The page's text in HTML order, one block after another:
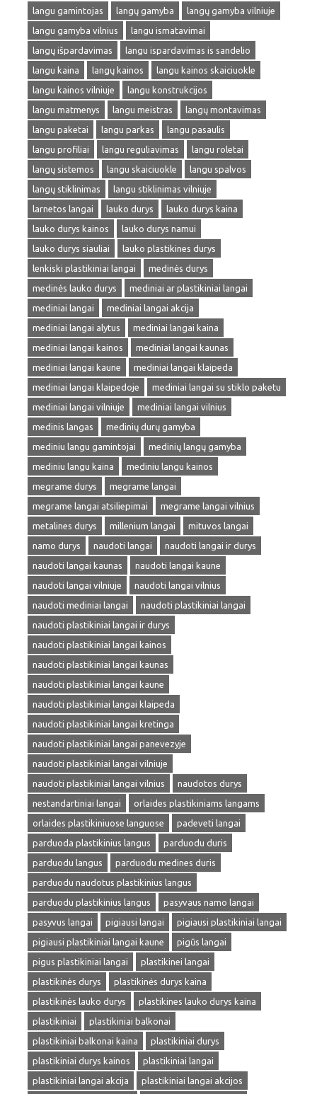
langu gamintojas
langų gamyba
langų gamyba vilniuje
langu gamyba vilnius
langu ismatavimai
langų išpardavimas
langu ispardavimas is sandelio
langu kaina
langų kainos
langu kainos skaiciuokle
langu kainos vilniuje
langu konstrukcijos
langu matmenys
langu meistras
langų montavimas
langu paketai
langu parkas
langu pasaulis
langu profiliai
langu reguliavimas
langu roletai
langų sistemos
langu skaiciuokle
langu spalvos
langų stiklinimas
langu stiklinimas vilniuje
larnetos langai
lauko durys
lauko durys kaina
lauko durys kainos
lauko durys namui
lauko durys siauliai
lauko plastikines durys
lenkiski plastikiniai langai
medinės durys
medinės lauko durys
mediniai ar plastikiniai langai
mediniai langai
mediniai langai akcija
mediniai langai alytus
mediniai langai kaina
mediniai langai kainos
mediniai langai kaunas
mediniai langai kaune
mediniai langai klaipeda
mediniai langai klaipedoje
mediniai langai su stiklo paketu
mediniai langai vilniuje
mediniai langai vilnius
medinis langas
medinių durų gamyba
mediniu langu gamintojai
medinių langų gamyba
mediniu langu kaina
mediniu langu kainos
megrame durys
megrame langai
megrame langai atsiliepimai
megrame langai vilnius
metalines durys
millenium langai
mituvos langai
namo durys
naudoti langai
naudoti langai ir durys
naudoti langai kaunas
naudoti langai kaune
naudoti langai vilniuje
naudoti langai vilnius
naudoti mediniai langai
naudoti plastikiniai langai
naudoti plastikiniai langai ir durys
naudoti plastikiniai langai kainos
naudoti plastikiniai langai kaunas
naudoti plastikiniai langai kaune
naudoti plastikiniai langai klaipeda
naudoti plastikiniai langai kretinga
naudoti plastikiniai langai panevezyje
naudoti plastikiniai langai vilniuje
naudoti plastikiniai langai vilnius
naudotos durys
nestandartiniai langai
orlaides plastikiniams langams
orlaides plastikiniuose languose
padeveti langai
parduoda plastikinius langus
parduodu duris
parduodu langus
parduodu medines duris
parduodu naudotus plastikinius langus
parduodu plastikinius langus
pasyvaus namo langai
pasyvus langai
pigiausi langai
pigiausi plastikiniai langai
pigiausi plastikiniai langai kaune
pigūs langai
pigus plastikiniai langai
plastikinei langai
plastikinės durys
plastikinės durys kaina
plastikinės lauko durys
plastikines lauko durys kaina
plastikiniai
plastikiniai balkonai
plastikiniai balkonai kaina
plastikiniai durys
plastikiniai durys kainos
plastikiniai langai
plastikiniai langai akcija
plastikiniai langai akcijos